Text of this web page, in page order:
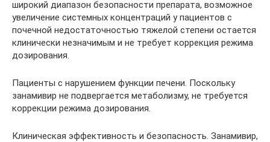
широкий диапазон безопасности препарата, возможное
увеличение системных концентраций у пациентов с
почечной недостаточностью тяжелой степени остается
клинически незначимым и не требует коррекция режима
дозирования.
Пациенты с нарушением функции печени. Поскольку
занамивир не подвергается метаболизму, не требуется
коррекции режима дозирования.
Клиническая эффективность и безопасность. Занамивир,